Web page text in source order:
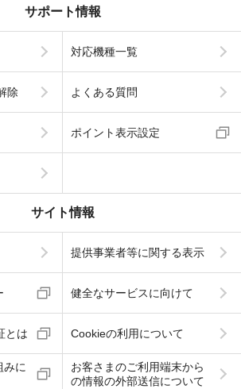
サポート情報
対応機種一覧
除 よくある質問
ポイント表示設定
サイト情報
提供事業者等に関する表示
健全なサービスに向けて
とは Cookieの利用について
みに
お客さまのご利用端末から
の情報の外部送信について